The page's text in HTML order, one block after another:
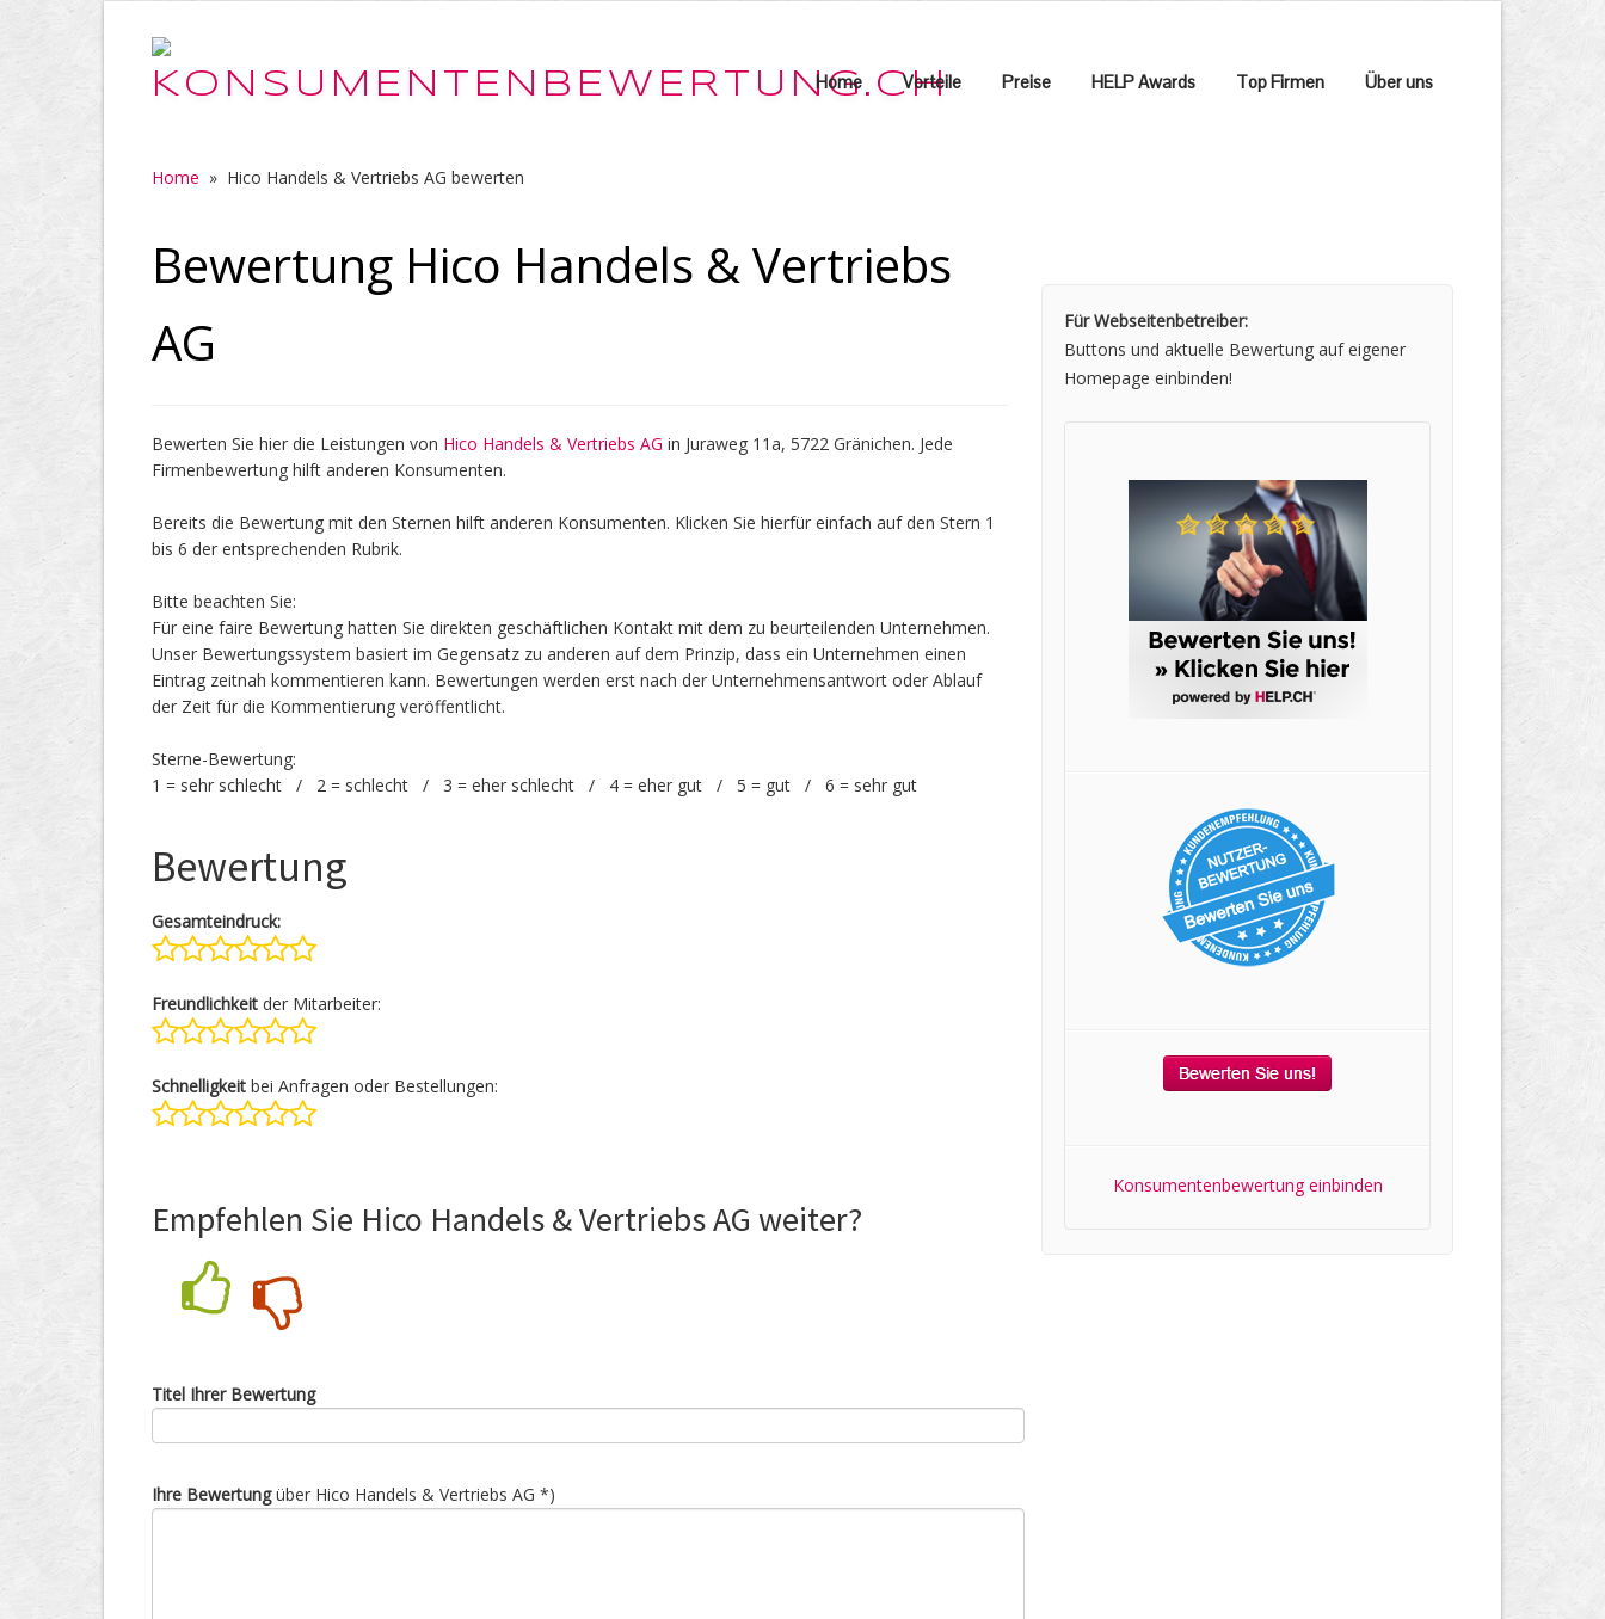
Home Vorteile Preise HELP Awards Top Firmen Über uns
Home » Hico Handels & Vertriebs AG bewerten
Bewertung Hico Handels & Vertriebs
AG
Bewerten Sie hier die Leistungen von Hico Handels & Vertriebs AG in Juraweg 11a, 5722 Gränichen. Jede
Firmenbewertung hilft anderen Konsumenten.
Bereits die Bewertung mit den Sternen hilft anderen Konsumenten. Klicken Sie hierfür einfach auf den Stern 1
bis 6 der entsprechenden Rubrik.
Bitte beachten Sie:
Für eine faire Bewertung hatten Sie direkten geschäftlichen Kontakt mit dem zu beurteilenden Unternehmen.
Unser Bewertungssystem basiert im Gegensatz zu anderen auf dem Prinzip, dass ein Unternehmen einen
Eintrag zeitnah kommentieren kann. Bewertungen werden erst nach der Unternehmensantwort oder Ablauf
der Zeit für die Kommentierung veröffentlicht.
Sterne-Bewertung:
1 = sehr schlecht / 2 = schlecht / 3 = eher schlecht / 4 = eher gut / 5 = gut / 6 = sehr gut
Bewertung
Gesamteindruck:
Freundlichkeit der Mitarbeiter:
Schnelligkeit bei Anfragen oder Bestellungen:
Empfehlen Sie Hico Handels & Vertriebs AG weiter?
Titel Ihrer Bewertung
Ihre Bewertungüber Hico Handels & Vertriebs AG *)
Für Webseitenbetreiber:
Buttons und aktuelle Bewertung auf eigener
Homepage einbinden!
Konsumentenbewertung einbinden